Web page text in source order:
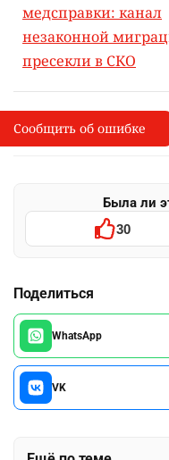
медсправки: канал
незаконной
пресекли в СКО
I
Сообщить об опечатке
Выделите фрагмент и
Была ли
30
Поделиться
WhatsApp
VK
Сообщить об ошибке